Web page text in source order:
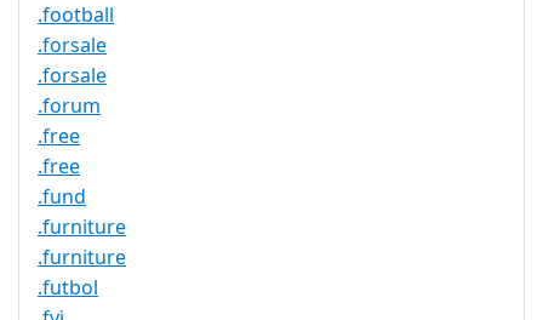
.football
.forsale
.forsale
.forum
.free
.free
.fund
.furniture
.furniture
.futbol